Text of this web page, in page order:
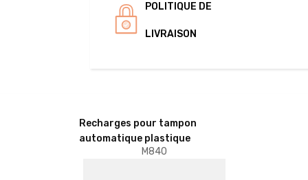
POLITIQUE DE
LIVRAISON
Recharges pour tampon
automatique plastique
M840